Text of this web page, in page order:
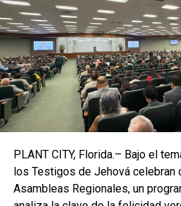
residente de la región que se
vecinos contaron frente al
establecimiento lleno de
ilesos.
Aunque las autoridades no
causas del derrumbe, la
Río, Thalita Galhardo, no
construcción irregular, como
erigidos en esa área.
construcciones aquí no tienen
sucediendo este tipo de
PLANT CITY, Florida.– Bajo el
los Testigos de Jehová celebran
Asambleas Regionales, un